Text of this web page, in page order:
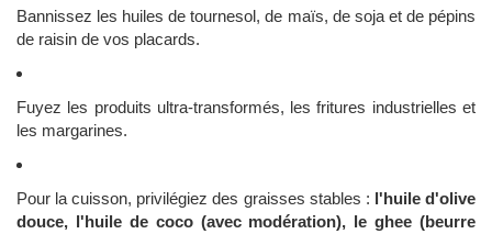
Bannissez les huiles de tournesol, de maïs, de soja et de pépins
de raisin de vos placards.
Fuyez les produits ultra-transformés, les fritures industrielles et
les margarines.
Pour la cuisson, privilégiez des graisses stables : l'huile d'olive
douce, l'huile de coco (avec modération), le ghee (beurre